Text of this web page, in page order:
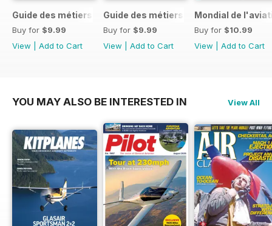
Guide des métiers de l'aérien 2026
Buy for $9.99
View
Add to Cart
Guide des métiers de l'aérien 2025
Buy for $9.99
View
Add to Cart
Mondial de
Buy for $10.99
View
Add to Cart
YOU MAY ALSO BE INTERESTED IN View All